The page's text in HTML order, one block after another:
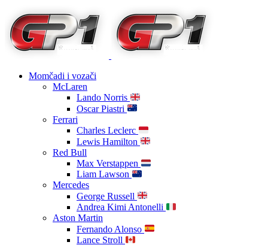
Momčadi i vozači
McLaren
Lando Norris
Oscar Piastri
Ferrari
Charles Leclerc
Lewis Hamilton
Red Bull
Max Verstappen
Liam Lawson
Mercedes
George Russell
Andrea Kimi Antonelli
Aston Martin
Fernando Alonso
Lance Stroll